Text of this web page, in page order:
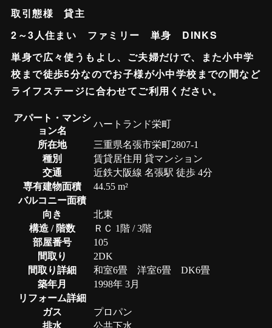
取引態様 貸主
2～3人住まい ファミリー 単身 DINKS
単身で広々使うもよし、ご夫婦だけで、また小中学
校まで徒歩5分なのでお子様が小中学校までの間など
ライフステージに合わせてご利用ください。